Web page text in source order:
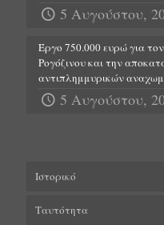
5 Αυγούστου,
Έργο 750.000 ευρώ για
Ρογόζινου και την
αντιπλημμυρικών
5 Αυγούστου,
Ιστορικό
Ταυτότητα